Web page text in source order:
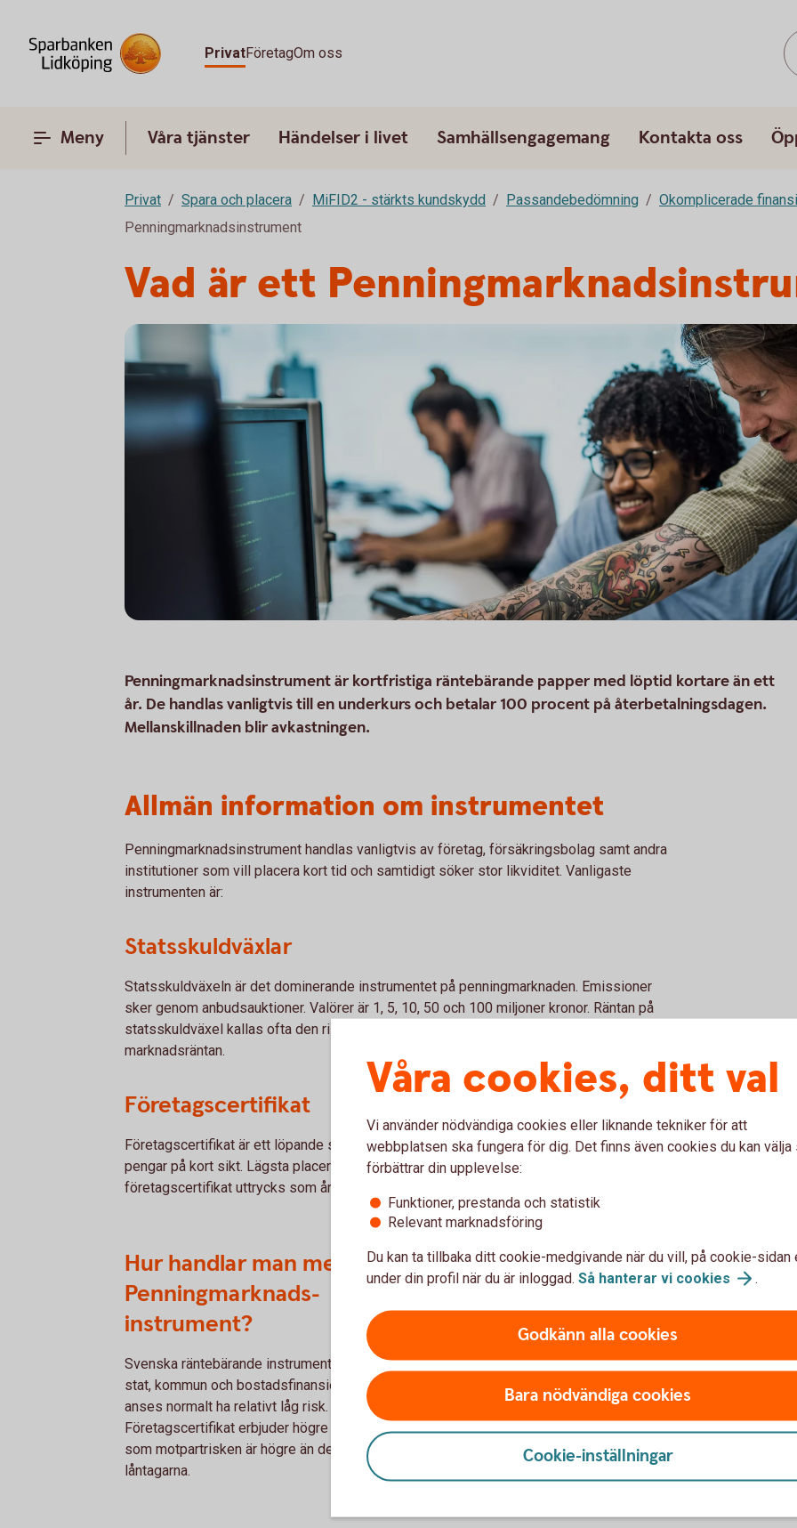
PrivatFöretagOm oss
Meny Våra tjänster Händelser i livet Samhällsengagemang Kontakta oss
Privat Spara och placera MiFID2 - stärkts kundskydd Passandebedömning
Okomplicerade
Penningmarknadsinstrument
Vad är ett
Penningmarknadsinstrument är kortfristiga räntebärande papper med löptid kortare än ett
år. De handlas vanligtvis till en underkurs och betalar 100 procent på återbetalningsdagen.
Mellanskillnaden blir avkastningen.
Allmän information om instrumentet
Penningmarknadsinstrument handlas vanligtvis av företag, försäkringsbolag samt andra
institutioner som vill placera kort tid och samtidigt söker stor likviditet. Vanligaste
instrumenten är:
Statsskuldväxlar
Statsskuldväxeln är det dominerande instrumentet på penningmarknaden. Emissioner
sker genom anbudsauktioner. Valörer är 1, 5, 10, 50 och 100 miljoner kronor. Räntan på
statsskuldväxel kallas ofta den riskfria räntan och används som riktmärke för den korta
marknadsräntan.
Företagscertifikat
Företagscertifikat är ett löpande skuldebrev och företagens instrument för att låna
pengar på kort sikt. Lägsta placeringsbelopp är 1 miljon och priset på ett
företagscertifikat uttrycks som årsränta.
Hur handlar man med
Penningmarknads-
instrument?
Svenska räntebärande instrument utgivna av
stat, kommun och bostadsfinansieringsbolag
anses normalt ha relativt låg risk.
Företagscertifikat erbjuder högre ränta samtidigt
som motpartrisken är högre än de förstnämnda
låntagarna.
Vad tar jag för risk?
stat, kommun och bostadsfinansieringsbolag
anses normalt ha relativt låg risk.
Företagscertifikat erbjuder högre ränta samtidigt
som motpartrisken är högre än de förstnämnda
Våra cookies, ditt val
Vi använder nödvändiga cookies eller liknande tekniker för att
webbplatsen ska fungera för dig. Det finns även cookies du kan välja
förbättrar din upplevelse:
Funktioner, prestanda och statistik
Relevant marknadsföring
Du kan ta tillbaka ditt cookie-medgivande när du vill, på cookie-sidan
under din profil när du är inloggad. Så hanterar vi cookies .
Godkänn alla cookies
Bara nödvändiga cookies
Cookie-inställningar